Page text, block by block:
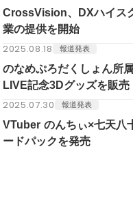
CrossVision、DXハイス
業の提供を開始
2025.08.18 報道発表
のなめぷろだくしょん所
LIVE記念3Dグッズを販売
2025.07.30 報道発表
VTuber のんちぃ×七天八
ードパックを発売